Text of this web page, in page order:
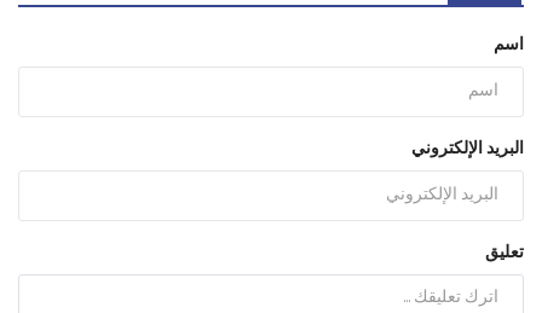
اسم
البريد الإلكتروني
تعليق